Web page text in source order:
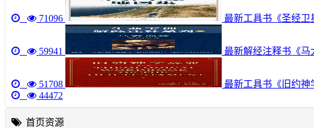
71096 最新工具书《圣经卫
59941 最新解经注释书《马
51708
最新工具书《旧约
44472
首页资源